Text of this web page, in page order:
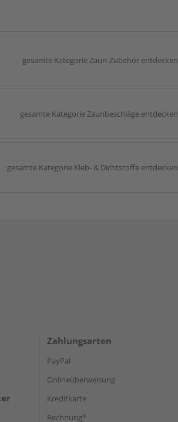
gesamte Kategorie Zaun-Zubehör entdecken
gesamte Kategorie Zaunbeschläge entdecken
gesamte Kategorie Kleb- & Dichtstoffe entdecken
Zahlungsarten
PayPal
Onlineüberweisung
Kreditkarte
Rechnung*